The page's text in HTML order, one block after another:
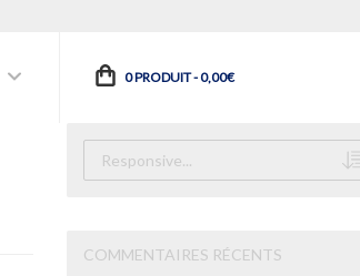
0 PRODUIT -0,00€
COMMENTAIRES RÉCENTS